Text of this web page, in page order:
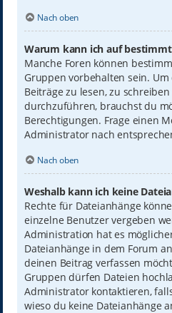
Nach oben
Warum kann ich auf
Manche Foren können
Gruppen vorbehalten sein.
Beiträge zu lesen, zu
durchzuführen, brauchst du
Berechtigungen. Frage einen
Administrator nach
Nach oben
Weshalb kann ich keine
Rechte für Dateianhänge
einzelne Benutzer vergeben
Administration hat es
Dateianhänge in dem Forum
deinen Beitrag verfassen
Gruppen dürfen Dateien
Administrator kontaktieren,
wieso du keine Dateianhänge